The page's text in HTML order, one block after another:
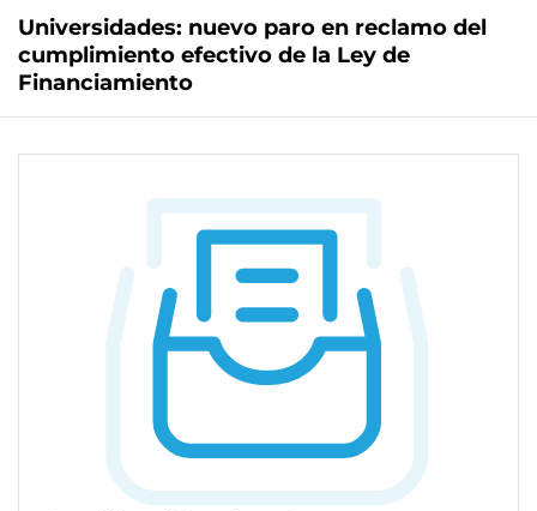
Universidades: nuevo paro en reclamo del
cumplimiento efectivo de la Ley de
Financiamiento